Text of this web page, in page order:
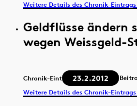
Weitere Details des Chronik-
Geldflüsse ändern
wegen Weissgeld-
Chronik-Eintrag 23.2.2012
Weitere Details des Chronik-